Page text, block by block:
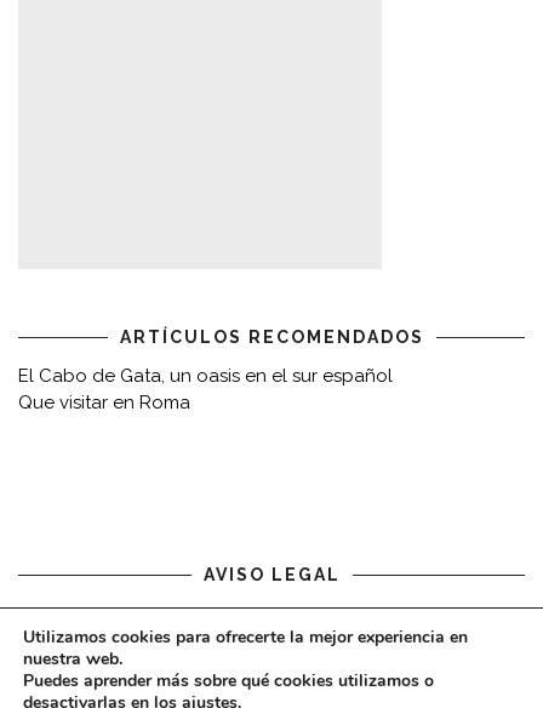
ARTÍCULOS RECOMENDADOS
El Cabo de Gata, un oasis en el sur español
Que visitar en Roma
AVISO LEGAL
Aviso legal
Utilizamos cookies para ofrecerte la mejor experiencia en
nuestra web.
Puedes aprender más sobre qué cookies utilizamos o
desactivarlas en los ajustes.